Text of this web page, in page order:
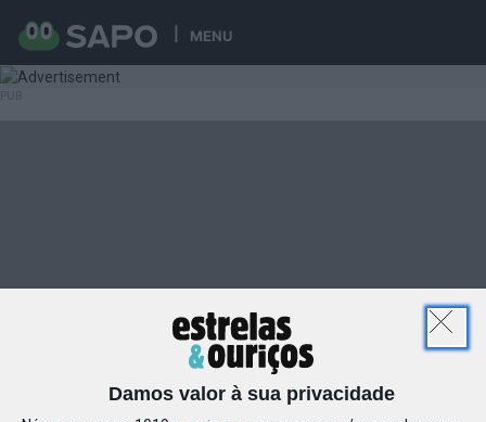
Damos valor à sua privacidade
MENU